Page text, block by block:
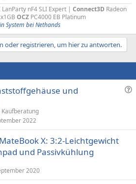
LanParty nF4 SLI Expert | Connect3D Radeon
OCZPC4000 EB Platinum​
System bei Nethands
oder registrieren, um hier zu antworten.
F
e
und
Kaufberatung
2022
X: 3:2-Leichtgewicht
und Passivkühlung
2020